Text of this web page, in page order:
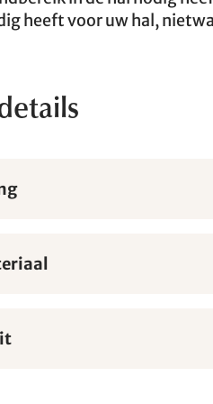
heeft voor uw hal,